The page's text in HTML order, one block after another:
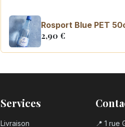
Rosport Blue PET
2,90 €
Services
Livraison
📍 1 rue